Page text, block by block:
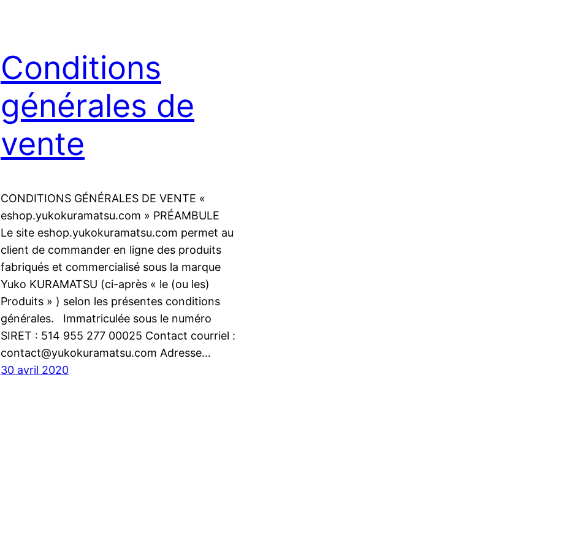
Conditions
générales de
vente
CONDITIONS GÉNÉRALES DE VENTE «
eshop.yukokuramatsu.com » PRÉAMBULE
Le site eshop.yukokuramatsu.com permet au
client de commander en ligne des produits
fabriqués et commercialisé sous la marque
Yuko KURAMATSU (ci-après « le (ou les)
Produits » ) selon les présentes conditions
générales. Immatriculée sous le numéro
SIRET : 514 955 277 00025 Contact courriel :
contact@yukokuramatsu.com Adresse…
30 avril 2020